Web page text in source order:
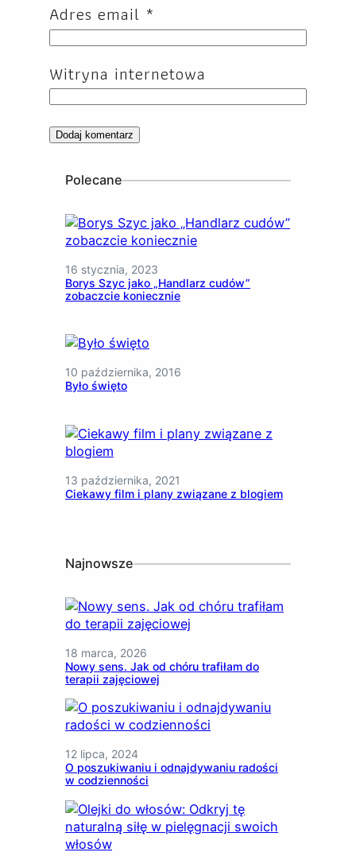
Adres email *
Witryna internetowa
Polecane
16 stycznia, 2023
Borys Szyc jako „Handlarz cudów”
zobaczcie koniecznie
10 października, 2016
Było święto
13 października, 2021
Ciekawy film i plany związane z blogiem
Najnowsze
18 marca, 2026
Nowy sens. Jak od chóru trafiłam do
terapii zajęciowej
12 lipca, 2024
O poszukiwaniu i odnajdywaniu radości
w codzienności